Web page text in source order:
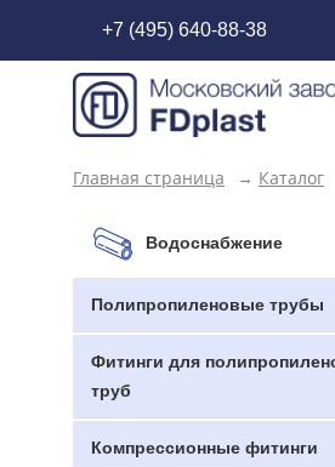
+7 (495) 640-88-38
Главная страница → Каталог
Водоснабжение
Полипропиленовые трубы
Фитинги для
труб
Компрессионные фитинги